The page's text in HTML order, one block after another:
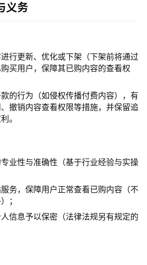
义务
行更新、优化或下架（下架前将通过
买用户，保障其已购内容的查看权
的行为（如侵权传播付费内容），有
撤销内容查看权限等措施，并保留追
。
业性与准确性（基于行业经验与实操
务，保障用户正常查看已购内容（不
；
信息予以保密（法律法规另有规定的